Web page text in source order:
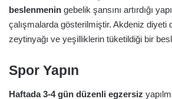
beslenmenin gebelik şansını artırdığı
çalışmalarda gösterilmiştir. Akdeniz diyeti
zeytinyağı ve yeşilliklerin tüketildiği bir
Spor Yapın
Haftada 3-4 gün düzenli egzersiz